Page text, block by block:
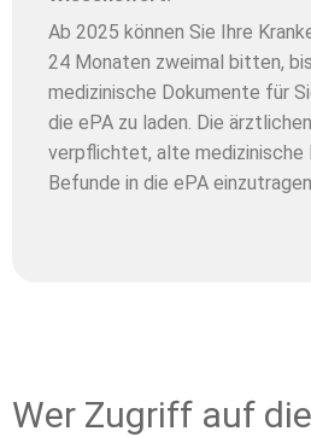
Ab 2025 können Sie Ihre
24 Monaten zweimal bitten,
medizinische Dokumente für
die ePA zu laden. Die
verpflichtet, alte medizinische
Befunde in die ePA einzutragen.
Wer Zugriff auf die